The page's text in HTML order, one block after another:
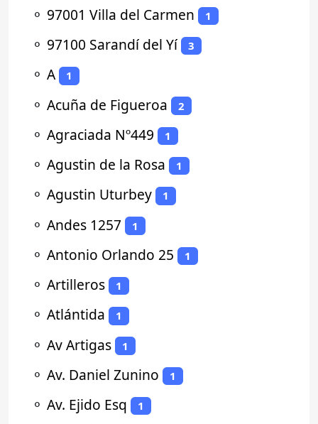
⚬ 97001 Villa del Carmen 1
⚬ 97100 Sarandí del Yí 3
⚬ A 1
⚬ Acuña de Figueroa 2
⚬ Agraciada Nº449 1
⚬ Agustin de la Rosa 1
⚬ Agustin Uturbey 1
⚬ Andes 1257 1
⚬ Antonio Orlando 25 1
⚬ Artilleros 1
⚬ Atlántida 1
⚬ Av Artigas 1
⚬ Av. Daniel Zunino 1
⚬ Av. Ejido Esq 1